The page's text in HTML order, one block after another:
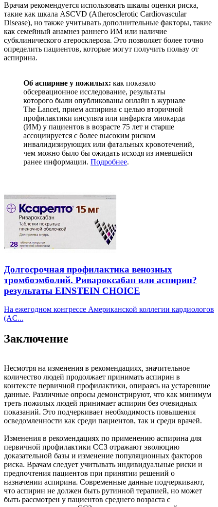
Врачам рекомендуется использовать шкалы оценки риска,
такие как шкала ASCVD (Atherosclerotic Cardiovascular
Disease), но также учитывать дополнительные факторы, такие
как семейный анамнез раннего ИМ или наличие
субклинического атеросклероза. Это позволяет более точно
определить пациентов, которые могут получить пользу от
аспирина.
Об аспирине у пожилых: как показало
обсервационное исследование, результаты
которого были опубликованы онлайн в журнале
The Lancet, прием аспирина с целью вторичной
профилактики инсульта или инфаркта миокарда
(ИМ) у пациентов в возрасте 75 лет и старше
ассоциируется с более высоким риском
инвалидизирующих или фатальных кровотечений,
чем можно было бы ожидать исходя из имевшейся
ранее информации. Подробнее.
Долгосрочная профилактика венозных
тромбоэмболий. Ривароксабан или аспирин?
результаты EINSTEIN CHOICE
На ежегодном конгрессе Американской коллегии кардиологов
(AC...
Заключение
Несмотря на изменения в рекомендациях, значительное
количество людей продолжает принимать аспирин в
контексте первичной профилактики, опираясь на устаревшие
данные. Различные опросы демонстрируют, что как минимум
треть пожилых людей принимает аспирин без очевидных
показаний. Это подчеркивает необходимость повышения
осведомленности как среди пациентов, так и среди врачей.
Изменения в рекомендациях по применению аспирина для
первичной профилактики ССЗ отражают эволюцию
доказательной базы и изменение популяционных факторов
риска. Врачам следует учитывать индивидуальные риски и
предпочтения пациентов при принятии решений о
назначении аспирина. Современные данные подчеркивают,
что аспирин не должен быть рутинной терапией, но может
быть рассмотрен у пациентов среднего возраста с